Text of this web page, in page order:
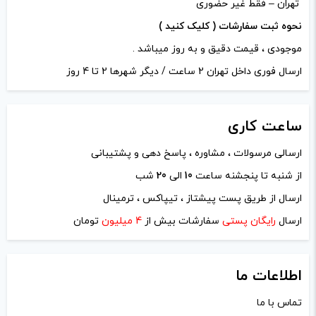
تهران – فقط غیر حضوری
نحوه ثبت سفارشات ( کلیک کنید )
موجودی ، قیمت دقیق و به روز میباشد .
ارسال فوری داخل تهران 2 ساعت / دیگر شهرها 2 تا 4 روز
ساعت کاری
ارسالی مرسولات ، مشاوره ، پاسخ دهی و پشتیبانی
از شنبه تا پنجشنه ساعت 10 الی 20 شب
ارسال از طریق پست پیشتاز ، تیپاکس ، ترمینال
ارسال رایگان پستی سفارشات بیش از 4 میلیون تومان
اطلاعات ما
تماس با ما